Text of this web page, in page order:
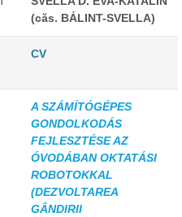
(căs. BÁLINT-SVELLA)
CV
A SZÁMÍTÓGÉPES
GONDOLKODÁS
FEJLESZTÉSE AZ
ÓVODÁBAN OKTATÁSI
ROBOTOKKAL
(DEZVOLTAREA
GÂNDIRII